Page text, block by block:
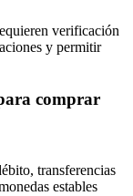
verificación
y permitir
comprar
transferencias
estables